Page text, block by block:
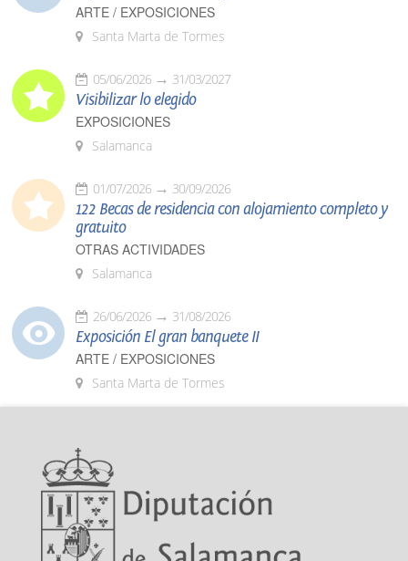
ARTE / EXPOSICIONES
Santa Marta de Tormes
05/06/2026 31/03/2027
Visibilizar lo elegido
EXPOSICIONES
Salamanca
01/07/2026 30/09/2026
122 Becas de residencia con alojamiento completo y
gratuito
OTRAS ACTIVIDADES
Salamanca
26/06/2026 31/08/2026
Exposición El gran banquete II
ARTE / EXPOSICIONES
Santa Marta de Tormes